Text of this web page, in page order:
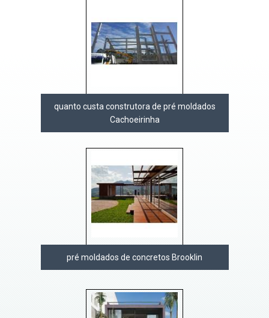
quanto custa construtora de pré moldados
Cachoeirinha
pré moldados de concretos Brooklin